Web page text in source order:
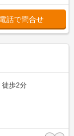
電話で問合せ
徒歩2分